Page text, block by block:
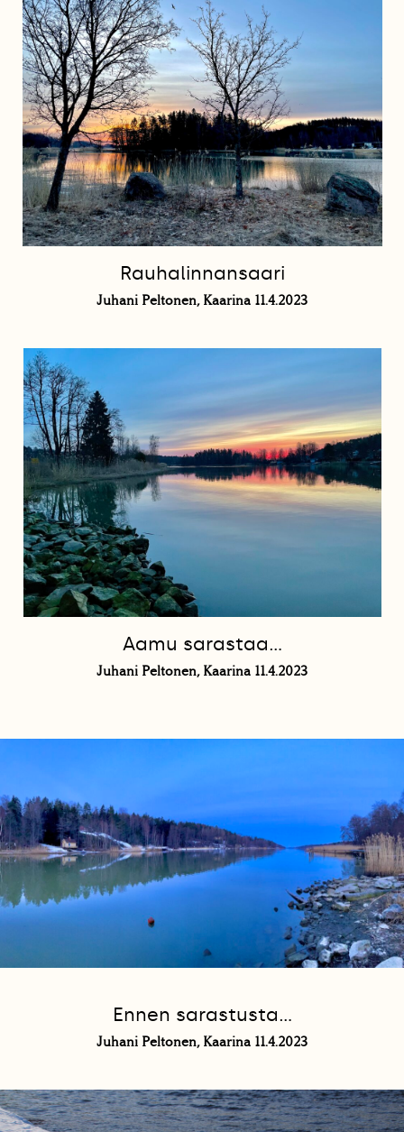
Rauhalinnansaari
Juhani Peltonen, Kaarina 11.4.2023
Aamu sarastaa…
Juhani Peltonen, Kaarina 11.4.2023
Ennen sarastusta…
Juhani Peltonen, Kaarina 11.4.2023